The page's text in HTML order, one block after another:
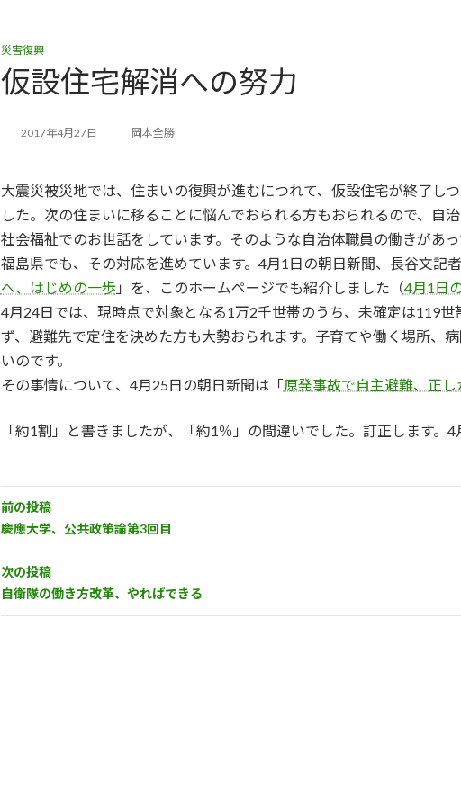
災害復興
仮設住宅解消への努力
2017年4月27日 岡本全勝
大震災被災地では、住まいの復興が進むにつれて、仮設住宅が終了し
した。次の住まいに移ることに悩んでおられる方もおられるので、自
社会福祉でのお世話をしています。そのような自治体職員の働きがあ
福島県でも、その対応を進めています。4月1日の朝日新聞、長谷文記
へ、はじめの一歩」を、このホームページでも紹介しました（4月1日
4月24日では、現時点で対象となる1万2千世帯のうち、未確定は119世
ず、避難先で定住を決めた方も大勢おられます。子育てや働く場所、
いのです。
その事情について、4月25日の朝日新聞は「原発事故で自主避難、正
「約1割」と書きましたが、「約1％」の間違いでした。訂正します。4
前の投稿
慶應大学、公共政策論第3回目
次の投稿
自衛隊の働き方改革、やればできる